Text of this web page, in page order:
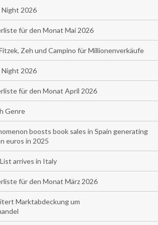
Night 2026
für den Monat Mai 2026
Zeh und Campino für Millionenverkäufe
Night 2026
für den Monat April 2026
Genre
boosts book sales in Spain generating
euros in 2025
arrives in Italy
für den Monat März 2026
Marktabdeckung um